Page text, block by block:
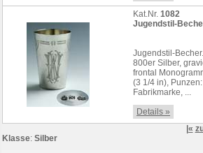
Kat.Nr. 1082
Jugendstil-
Jugendstil-
800er Silber,
frontal
(3 1/4 in),
Fabrikmarke, ...
Details »
|«
Klasse: Silber